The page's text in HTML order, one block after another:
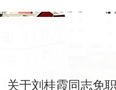
关于刘桂霞同志免